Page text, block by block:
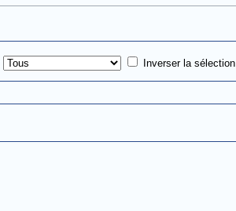
Inverser la sélection